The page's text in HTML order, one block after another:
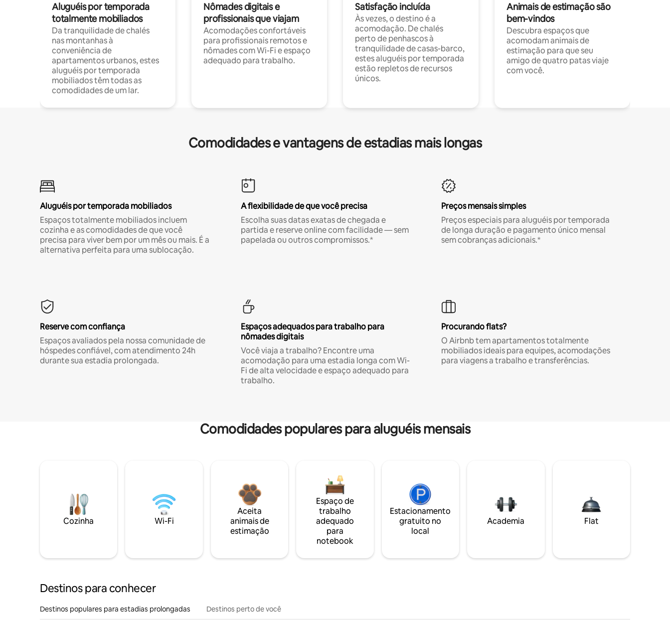
Aluguéis por temporada
totalmente mobiliados
Da tranquilidade de chalés
nas montanhas à
conveniência de
apartamentos urbanos, estes
aluguéis por temporada
mobiliados têm todas as
comodidades de um lar.
Nômades digitais e
profissionais que viajam
Acomodações confortáveis
para profissionais remotos e
nômades com Wi-Fi e espaço
adequado para trabalho.
Satisfação incluída
Às vezes, o destino é a
acomodação. De chalés
perto de penhascos à
tranquilidade de casas-barco,
estes aluguéis por temporada
estão repletos de recursos
únicos.
Animais de estimação são
bem-vindos
Descubra espaços que
acomodam animais de
estimação para que seu
amigo de quatro patas viaje
com você.
Comodidades e vantagens de estadias mais longas
Aluguéis por temporada mobiliados
Espaços totalmente mobiliados incluem
cozinha e as comodidades de que você
precisa para viver bem por um mês ou mais. É a
alternativa perfeita para uma sublocação.
A flexibilidade de que você precisa
Escolha suas datas exatas de chegada e
partida e reserve online com facilidade — sem
papelada ou outros compromissos.*
Preços mensais simples
Preços especiais para aluguéis por temporada
de longa duração e pagamento único mensal
sem cobranças adicionais.*
Reserve com confiança
Espaços avaliados pela nossa comunidade de
hóspedes confiável, com atendimento 24h
durante sua estadia prolongada.
Espaços adequados para trabalho para
nômades digitais
Você viaja a trabalho? Encontre uma
acomodação para uma estadia longa com Wi-
Fi de alta velocidade e espaço adequado para
trabalho.
Procurando flats?
O Airbnb tem apartamentos totalmente
mobiliados ideais para equipes, acomodações
para viagens a trabalho e transferências.
Comodidades populares para aluguéis mensais
Cozinha Wi-Fi
Aceita
animais de
estimação
Espaço de
trabalho
adequado
para
notebook
Estacionamento
gratuito no
local
Academia Flat
Destinos para conhecer
Destinos populares para estadias prolongadas Destinos perto de você